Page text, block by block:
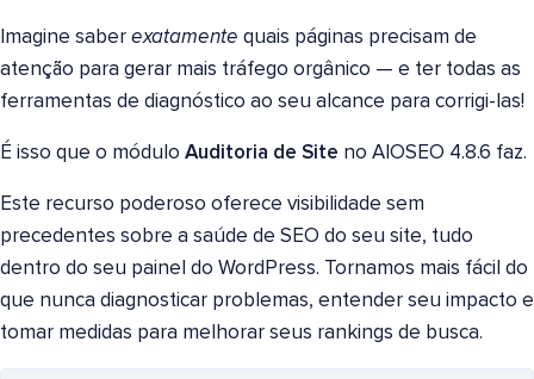
Imagine saber exatamente quais páginas precisam de
atenção para gerar mais tráfego orgânico — e ter todas as
ferramentas de diagnóstico ao seu alcance para corrigi-las!
É isso que o módulo Auditoria de Site no AIOSEO 4.8.6 faz.
Este recurso poderoso oferece visibilidade sem
precedentes sobre a saúde de SEO do seu site, tudo
dentro do seu painel do WordPress. Tornamos mais fácil do
que nunca diagnosticar problemas, entender seu impacto e
tomar medidas para melhorar seus rankings de busca.